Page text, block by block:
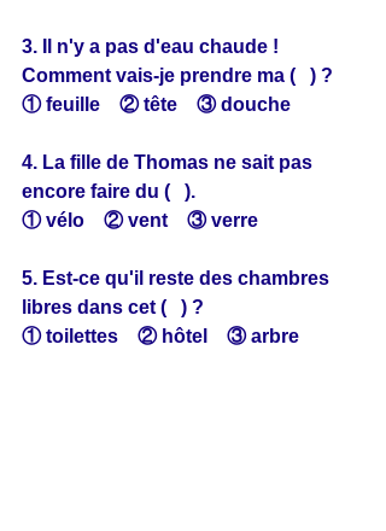
3. Il n'y a pas d'eau chaude !
Comment vais-je prendre ma (   ) ?
① feuille　② tête　③ douche
4. La fille de Thomas ne sait pas
encore faire du (   ).
① vélo　② vent　③ verre
5. Est-ce qu'il reste des chambres
libres dans cet (   ) ?
① toilettes　② hôtel　③ arbre